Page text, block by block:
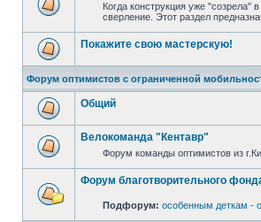
Когда конструкция уже "созрела"
сверление. Этот раздел
Покажите свою мастерскую!
Форум оптимистов с ограниченной
Общий
Велокоманда "Кентавр"
Форум команды оптимистов из
Форум благотворительного
Подфорум: особенным деткам -